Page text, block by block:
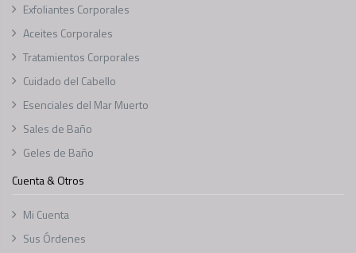
Exfoliantes Corporales
Aceites Corporales
Tratamientos Corporales
Cuidado del Cabello
Esenciales del Mar Muerto
Sales de Baño
Geles de Baño
Cuenta & Otros
Mi Cuenta
Sus Órdenes